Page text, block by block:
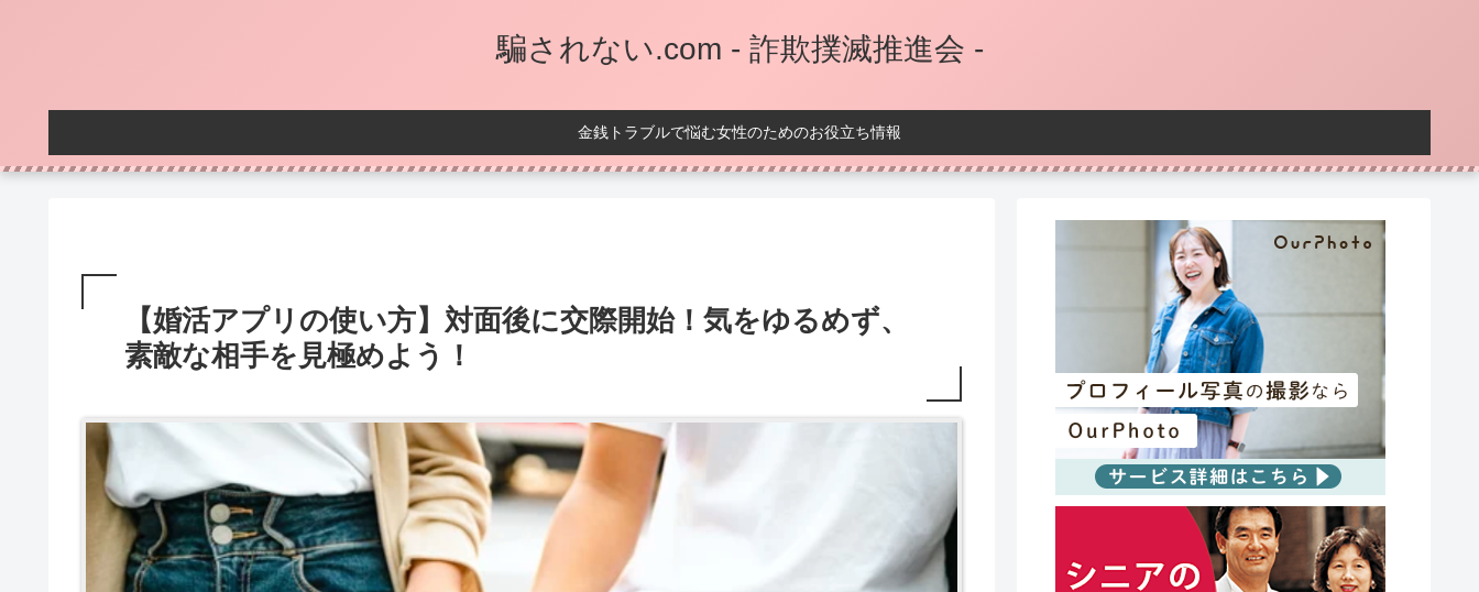
騙されない.com - 詐欺撲滅推進会 -
金銭トラブルで悩む女性のためのお役立ち情報
【婚活アプリの使い方】対面後に交際開始！気をゆるめず、
素敵な相手を見極めよう！